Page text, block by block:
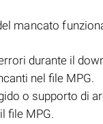
mancato
durante il
nel file MPG.
o supporto di
file MPG.